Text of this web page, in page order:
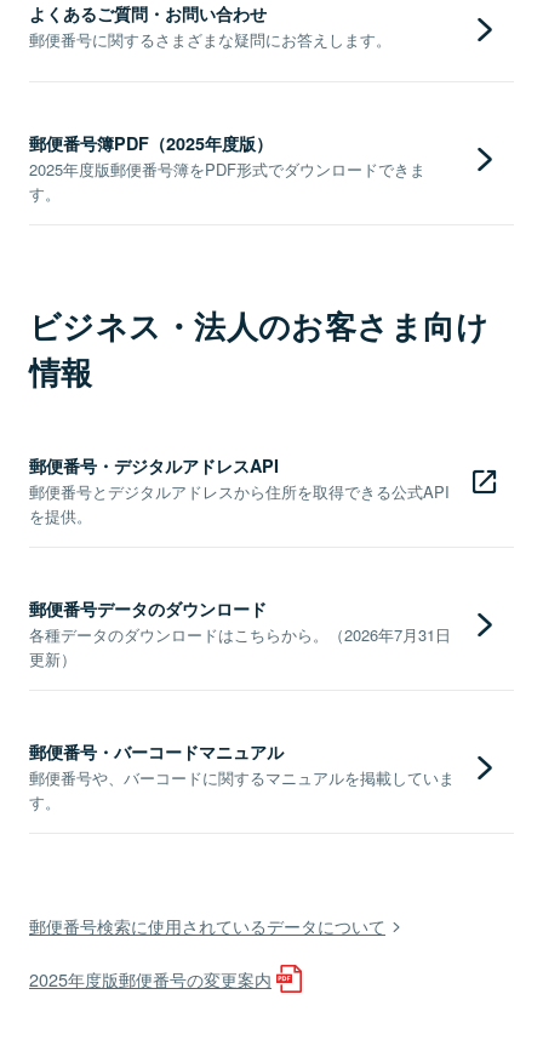
よくあるご質問・お問い合わせ
郵便番号に関するさまざまな疑問にお答えします。
郵便番号簿PDF（2025年度版）
2025年度版郵便番号簿をPDF形式でダウンロードできま
す。
ビジネス・法人のお客さま向け
情報
郵便番号・デジタルアドレスAPI
郵便番号とデジタルアドレスから住所を取得できる公式API
を提供。
郵便番号データのダウンロード
各種データのダウンロードはこちらから。（2026年7月31日
更新）
郵便番号・バーコードマニュアル
郵便番号や、バーコードに関するマニュアルを掲載していま
す。
郵便番号検索に使用されているデータについて
2025年度版郵便番号の変更案内